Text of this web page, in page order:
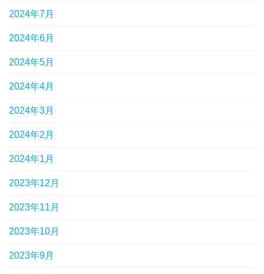
2024年7月
2024年6月
2024年5月
2024年4月
2024年3月
2024年2月
2024年1月
2023年12月
2023年11月
2023年10月
2023年9月